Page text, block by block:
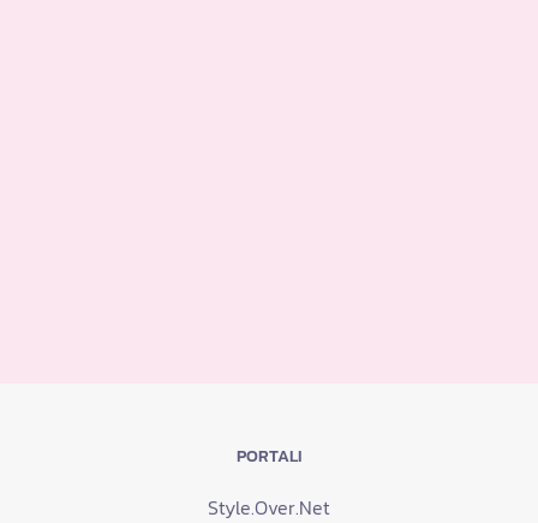
PORTALI
Style.Over.Net